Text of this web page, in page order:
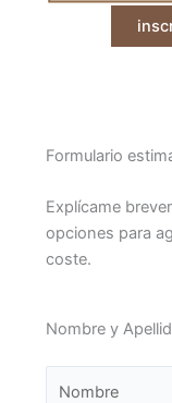
Formulario
Explícame
opciones para
coste.
Nombre y
N
o
m
e
A
p
e
i
d